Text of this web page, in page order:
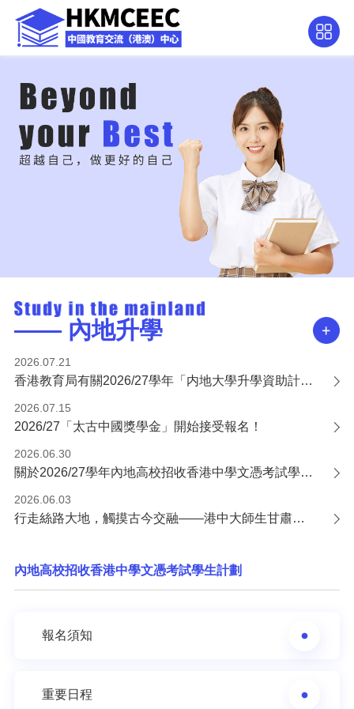
—— 內地升學
2026.07.21
香港教育局有關2026/27學年「内地大學升學資助計劃」的申請通知
2026.07.15
2026/27「太古中國獎學金」開始接受報名！
2026.06.30
關於2026/27學年內地高校招收香港中學文憑考試學生計劃錄取安排的通告
2026.06.03
行走絲路大地，觸摸古今交融——港中大師生甘肅研學交流活動圓滿收官
內地高校招收香港中學文憑考試學生計劃
報名須知
重要日程